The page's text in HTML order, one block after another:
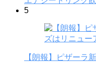
5
【朗報】ピザーラ